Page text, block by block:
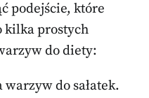
podejście, które
kilka prostych
do diety:
do sałatek.